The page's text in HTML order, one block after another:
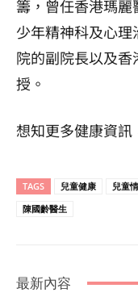
籌，曾任香港瑪
少年精神科及心
院的副院長以及
授。
想知更多健康資訊
TAGS 兒童健康 兒童
陳國齡醫生
最新內容